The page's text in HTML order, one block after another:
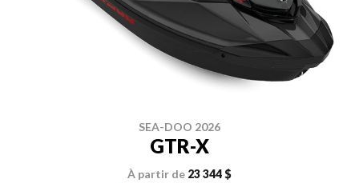
SEA-DOO 2026
GTR-X
À partir de 23 344 $